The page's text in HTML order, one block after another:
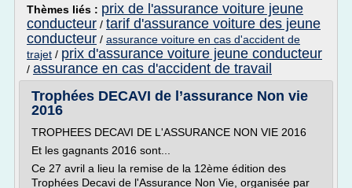
Thèmes liés : prix de l'assurance voiture jeune
conducteur / tarif d'assurance voiture des jeune
conducteur / assurance voiture en cas d'accident de
trajet / prix d'assurance voiture jeune conducteur
/ assurance en cas d'accident de travail
Trophées DECAVI de l’assurance Non vie
2016
TROPHEES DECAVI DE L'ASSURANCE NON VIE 2016
Et les gagnants 2016 sont...
Ce 27 avril a lieu la remise de la 12ème édition des
Trophées Decavi de l'Assurance Non Vie, organisée par